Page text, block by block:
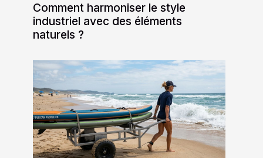
Comment harmoniser le style
industriel avec des éléments
naturels ?